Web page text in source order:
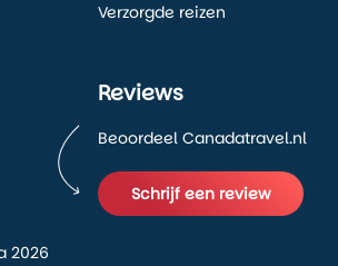
2026
Verzorgde reizen
Reviews
Beoordeel Canadatravel.nl
Schrijf een review